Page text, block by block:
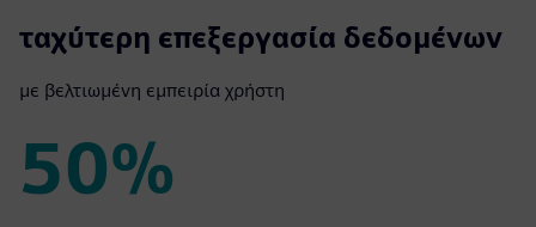
80%
ταχύτερη επεξεργασία δεδομένων
με βελτιωμένη εμπειρία χρήστη
50%